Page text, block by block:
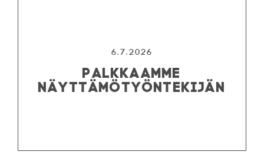
6.7.2026
PALKKAAMME
NÄYTTÄMÖTYÖNTEKIJÄN